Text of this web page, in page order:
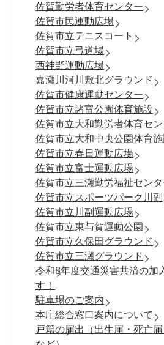
佐賀勤労者体育センター
佐賀市民運動広場
佐賀市立テニスコート
佐賀市立弓道場
西神野運動広場
嘉瀬川河川敷北グラウンド
佐賀市健康運動センター
佐賀市立諸富公園体育施設
佐賀市立大和勤労者体育セ
佐賀市立大和中央公園体育施
佐賀市立春日運動広場
佐賀市立富士運動広場
佐賀市立三瀬勤労福祉センタ
佐賀市立スポーツパーク川副
佐賀市立川副運動広場
佐賀市立東与賀運動公園
佐賀市立久保田グラウンド
佐賀市立三瀬グラウンド
令和8年度交通災害共済の加
す！
駐車場のご案内
本庁総合窓口案内について
戸籍の届出（出生届・死亡